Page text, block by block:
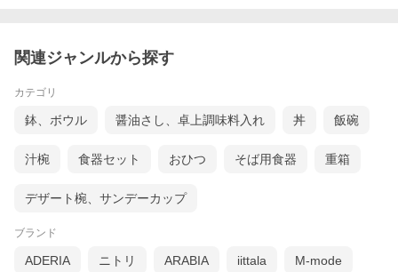
関連ジャンルから探す
カテゴリ
鉢、ボウル 醤油さし、卓上調味料入れ 丼 飯碗
汁椀 食器セット おひつ そば用食器 重箱
デザート椀、サンデーカップ
ブランド
ADERIA ニトリ ARABIA iittala M-mode